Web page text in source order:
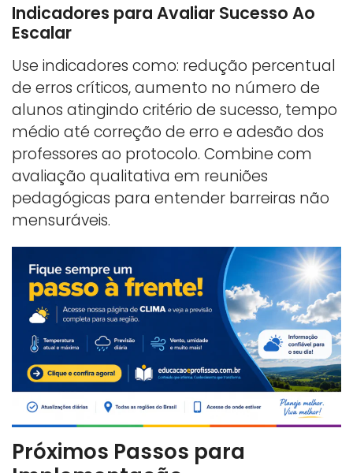
Indicadores para Avaliar Sucesso Ao
Escalar
Use indicadores como: redução percentual
de erros críticos, aumento no número de
alunos atingindo critério de sucesso, tempo
médio até correção de erro e adesão dos
professores ao protocolo. Combine com
avaliação qualitativa em reuniões
pedagógicas para entender barreiras não
mensuráveis.
Próximos Passos para